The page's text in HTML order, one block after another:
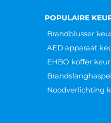
POPULAIRE
Brandblusser
AED apparaat
EHBO koffer
Noodverlichting